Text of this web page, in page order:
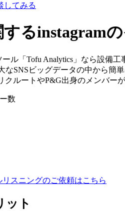
してみる
るinstagram
ル「Tofu Analytics」なら設備
なSNSビッグデータの中から簡
クルートやP&G出身のメンバー
数
スニングのご依頼はこちら
ット